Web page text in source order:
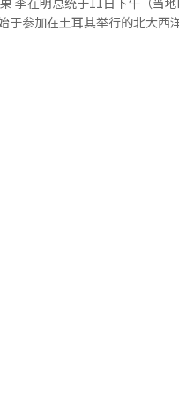
方面，此次党代会将
合并第三名候选人的第二轮
的持续性。 尽管全球黄金首
14%，达到400亿美元。消费
于参加在土耳其举行的北大西